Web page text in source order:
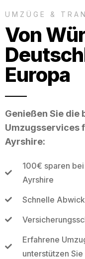
UMZÜGE &
Von
Europa
Genießen Sie die
Umzugsservices
Ayrshire:
100€ sparen
Ayrshire
Schnelle
Erfahrene
unterstützen Sie